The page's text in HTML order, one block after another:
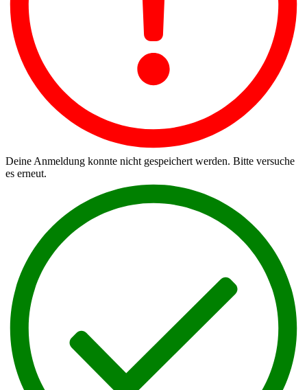
Deine Anmeldung konnte nicht gespeichert werden. Bitte versuche
es erneut.